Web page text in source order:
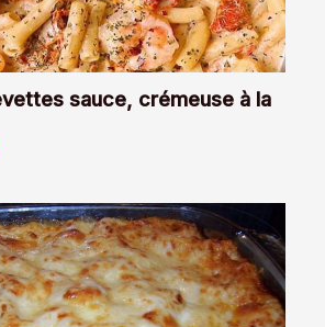
sauce, crémeuse à la